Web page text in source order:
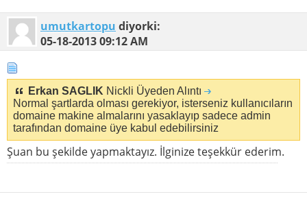
umutkartopu diyorki:
05-18-201309:12 AM
Erkan SAGLIK Nickli Üyeden Alıntı
Normal şartlarda olması gerekiyor, isterseniz kullanıcıların
domaine makine almalarını yasaklayıp sadece admin
tarafından domaine üye kabul edebilirsiniz
Şuan bu şekilde yapmaktayız. İlginize teşekkür ederim.